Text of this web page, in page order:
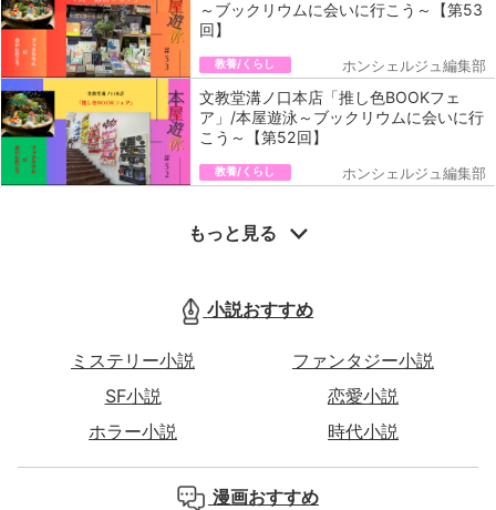
～ブックリウムに会いに行こう～【第53
回】
教養/くらし ホンシェルジュ編集部
文教堂溝ノ口本店「推し色BOOKフェ
ア」/本屋遊泳～ブックリウムに会いに行
こう～【第52回】
教養/くらし ホンシェルジュ編集部
もっと見る
小説おすすめ
ミステリー小説
ファンタジー小説
SF小説
恋愛小説
ホラー小説
時代小説
漫画おすすめ